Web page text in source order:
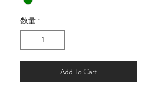
数量*
Add To Cart